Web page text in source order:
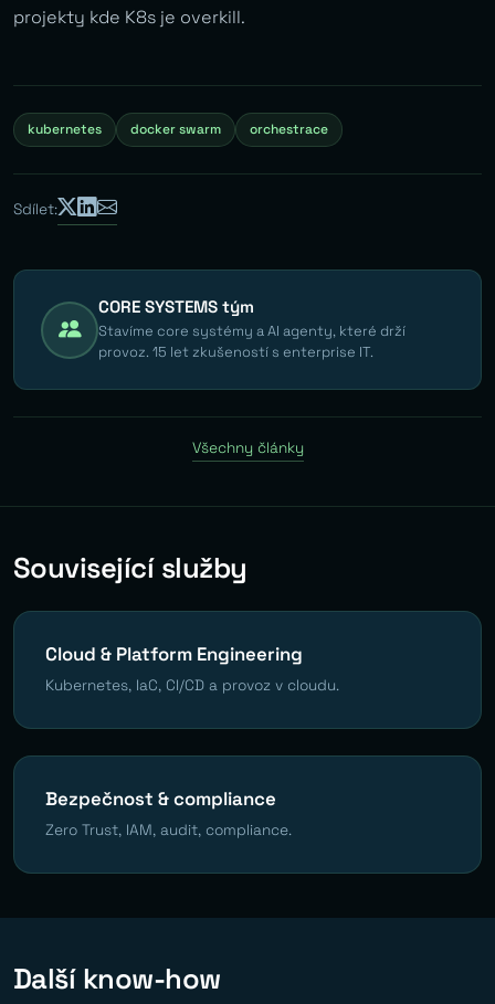
projekty kde K8s je overkill.
kubernetes docker swarm orchestrace
Sdílet:
CORE SYSTEMS tým
Stavíme core systémy a AI agenty, které drží
provoz. 15 let zkušeností s enterprise IT.
Všechny články
Související služby
Cloud & Platform Engineering
Kubernetes, IaC, CI/CD a provoz v cloudu.
Bezpečnost & compliance
Zero Trust, IAM, audit, compliance.
Další know-how